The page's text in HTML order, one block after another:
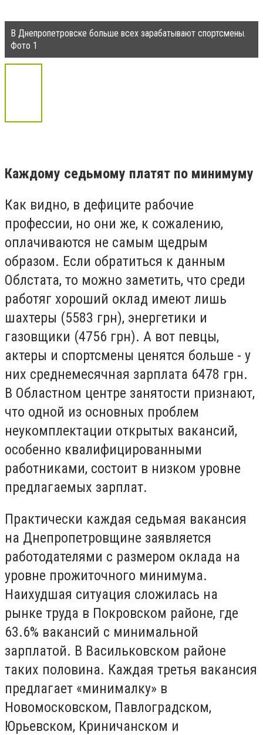
В Днепропетровске больше всех зарабатывают спортсмены.
Фото 1
Каждому седьмому платят по минимуму
Как видно, в дефиците рабочие
профессии, но они же, к сожалению,
оплачиваются не самым щедрым
образом. Если обратиться к данным
Облстата, то можно заметить, что среди
работяг хороший оклад имеют лишь
шахтеры (5583 грн), энергетики и
газовщики (4756 грн). А вот певцы,
актеры и спортсмены ценятся больше - у
них среднемесячная зарплата 6478 грн.
В Областном центре занятости признают,
что одной из основных проблем
неукомплектации открытых вакансий,
особенно квалифицированными
работниками, состоит в низком уровне
предлагаемых зарплат.
Практически каждая седьмая вакансия
на Днепропетровщине заявляется
работодателями с размером оклада на
уровне прожиточного минимума.
Наихудшая ситуация сложилась на
рынке труда в Покровском районе, где
63.6% вакансий с минимальной
зарплатой. В Васильковском районе
таких половина. Каждая третья вакансия
предлагает «минималку» в
Новомосковском, Павлоградском,
Юрьевском, Криничанском и